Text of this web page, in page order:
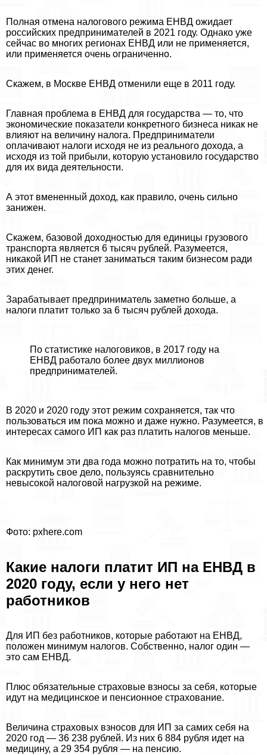
Полная отмена налогового режима ЕНВД ожидает
российских предпринимателей в 2021 году. Однако уже
сейчас во многих регионах ЕНВД или не применяется,
или применяется очень ограниченно.
Скажем, в Москве ЕНВД отменили еще в 2011 году.
Главная проблема в ЕНВД для государства — то, что
экономические показатели конкретного бизнеса никак не
влияют на величину налога. Предприниматели
оплачивают налоги исходя не из реального дохода, а
исходя из той прибыли, которую установило государство
для их вида деятельности.
А этот вмененный доход, как правило, очень сильно
занижен.
Скажем, базовой доходностью для единицы грузового
трaнcпорта является 6 тысяч рублей. Разумеется,
никакой ИП не станет заниматься таким бизнесом ради
этих денег.
Заpaбатывает предприниматель заметно больше, а
налоги платит только за 6 тысяч рублей дохода.
По статистике налоговиков, в 2017 году на
ЕНВД работало более двух миллионов
предпринимателей.
В 2020 и 2020 году этот режим сохраняется, так что
пользоваться им пока можно и даже нужно. Разумеется, в
интересах самого ИП как раз платить налогов меньше.
Как минимум эти два года можно потратить на то, чтобы
раскрутить свое дело, пользуясь сравнительно
невысокой налоговой нагрузкой на режиме.
Фото: pxhere.com
Какие налоги платит ИП на ЕНВД в
2020 году, если у него нет
работников
Для ИП без работников, которые работают на ЕНВД,
положен минимум налогов. Собственно, налог один —
это сам ЕНВД.
Плюс обязательные страховые взносы за себя, которые
идут на медицинское и пенсионное страхование.
Величина страховых взносов для ИП за самих себя на
2020 год — 36 238 рублей. Из них 6 884 рубля идет на
медицину, а 29 354 рубля — на пенсию.